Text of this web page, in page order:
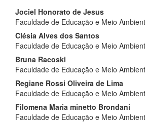
Conteúdo
do
artigo
principal
Jociel Honorato de Jesus
Faculdade de Educação e Meio
Clésia Alves dos Santos
Faculdade de Educação e Meio
Bruna Racoski
Faculdade de Educação e Meio
Regiane Rossi Oliveira de Lima
Faculdade de Educação e Meio
Filomena Maria minetto Brondani
Faculdade de Educação e Meio